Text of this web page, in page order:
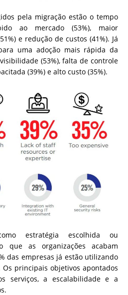
pela migração estão o tempo
ao mercado (53%), maior
e redução de custos (41%). Já
uma adoção mais rápida da
(53%), falta de controle
(39%) e alto custo (35%).
estratégia escolhida ou
que as organizações acabam
das empresas já estão utilizando
principais objetivos apontados
serviços, a escalabilidade e a